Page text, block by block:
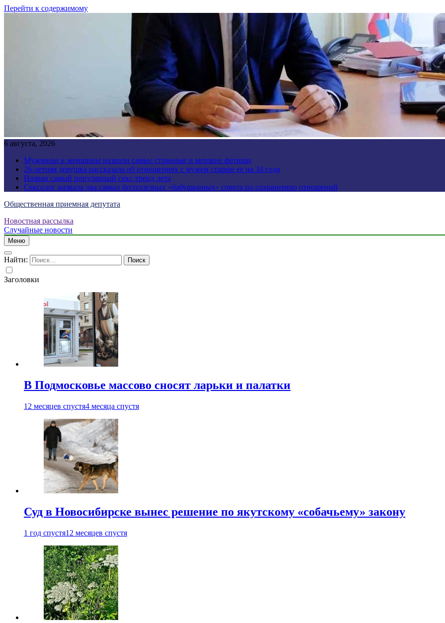
Перейти к содержимому
6 августа, 2026
Мужчины и женщины назвали самые странные и мерзкие фетиши
26-летняя девушка рассказала об отношениях с мужем старше ее на 34 года
Назван самый популярный секс-тренд лета
Сексолог назвала два самых бесполезных «бабушкиных» совета по сохранению отношений
Общественная приемная депутата
Новостная рассылка
Случайные новости
Меню
Найти:
Заголовки
В Подмосковье массово сносят ларьки и палатки
12 месяцев спустя4 месяца спустя
Суд в Новосибирске вынес решение по якутскому «собачьему» закону
1 год спустя12 месяцев спустя